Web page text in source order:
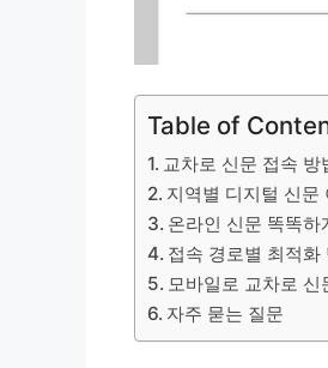
Table of
교차로 신문 접속 방
지역별 디지털 신문
온라인 신문 똑똑하
접속 경로별 최적화
모바일로 교차로 신
자주 묻는 질문